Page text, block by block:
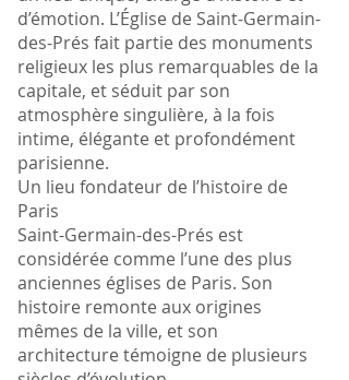
d’émotion. L’Église de Saint-Germain-
des-Prés fait partie des monuments
religieux les plus remarquables de la
capitale, et séduit par son
atmosphère singulière, à la fois
intime, élégante et profondément
parisienne.
Un lieu fondateur de l’histoire de
Paris
Saint-Germain-des-Prés est
considérée comme l’une des plus
anciennes églises de Paris. Son
histoire remonte aux origines
mêmes de la ville, et son
architecture témoigne de plusieurs